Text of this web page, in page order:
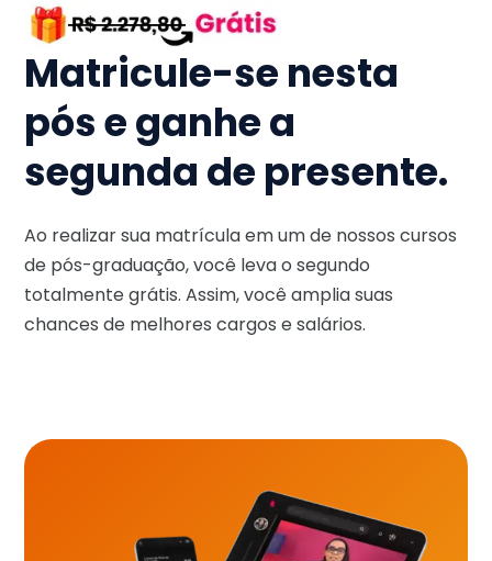
Matricule-se nesta
pós e ganhe a
segunda de presente.
Ao realizar sua matrícula em um de nossos cursos
de pós-graduação, você leva o segundo
totalmente grátis. Assim, você amplia suas
chances de melhores cargos e salários.